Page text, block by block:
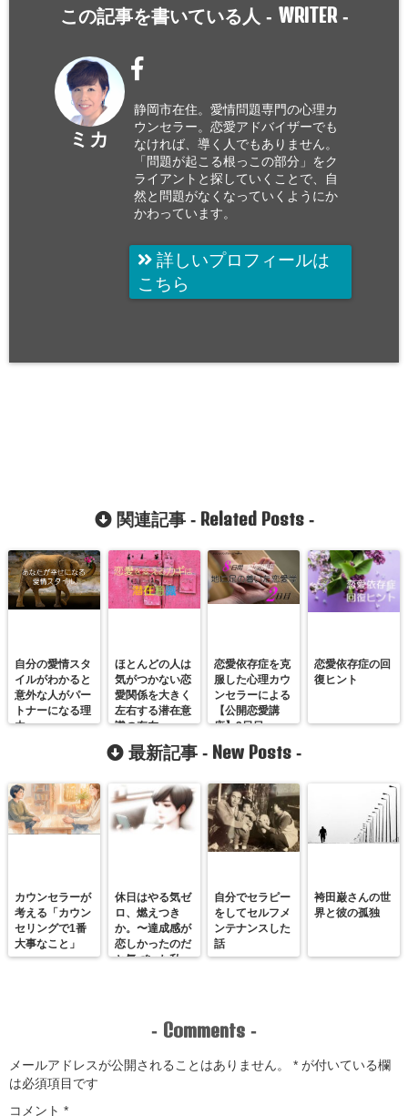
この記事を書いている人 - WRITER-
ミカ
静岡市在住。愛情問題専門の心理カ
ウンセラー。恋愛アドバイザーでも
なければ、導く人でもありません。
「問題が起こる根っこの部分」をク
ライアントと探していくことで、自
然と問題がなくなっていくようにか
かわっています。
詳しいプロフィールは
こちら
関連記事 - Related Posts-
自分の愛情スタ
イルがわかると
意外な人がパー
トナーになる理
由
ほとんどの人は
気がつかない恋
愛関係を大きく
左右する潜在意
識の存在
恋愛依存症を克
服した心理カウ
ンセラーによる
【公開恋愛講
座】2日目
恋愛依存症の回
復ヒント
最新記事 - New Posts -
カウンセラーが
考える「カウン
セリングで1番
大事なこと」
休日はやる気ゼ
ロ、燃えつき
か。〜達成感が
恋しかったのだ
と気づいた私
自分でセラピー
をしてセルフメ
ンテナンスした
話
袴田巌さんの世
界と彼の孤独
- Comments -
メールアドレスが公開されることはありません。 * が付いている欄
は必須項目です
コメント *